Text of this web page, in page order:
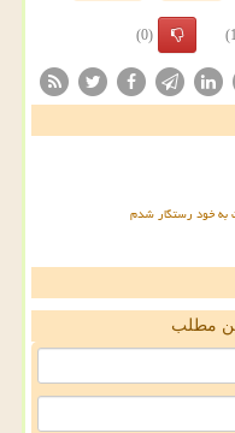
(0)
به خود رستگار شدم
مطلب